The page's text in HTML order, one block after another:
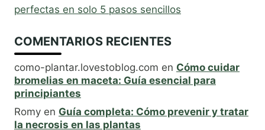
perfectas en solo 5 pasos sencillos
COMENTARIOS RECIENTES
como-plantar.lovestoblog.com en Cómo cuidar
bromelias en maceta: Guía esencial para
principiantes
Romy en Guía completa: Cómo prevenir y tratar
la necrosis en las plantas